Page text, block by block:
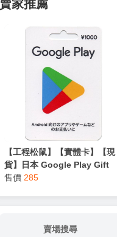
賣家推薦
【工程松鼠】【實體卡】【現
貨】日本 Google Play Gift
Card 禮物卡 1000 日圓 日服手
售價 285
賣場搜尋